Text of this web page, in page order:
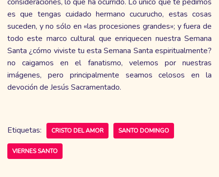
es que tengas cuidado hermano cucurucho, estas cosas
suceden, y no sólo en «las procesiones grandes»; y fuera de
todo este marco cultural que enriquecen nuestra Semana
Santa ¿cómo viviste tu esta Semana Santa espiritualmente?
no caigamos en el fanatismo, velemos por nuestras
imágenes, pero principalmente seamos celosos en la
devoción de Jesús Sacramentado.
Etiquetas: CRISTO DEL AMOR SANTO DOMINGO
VIERNES SANTO